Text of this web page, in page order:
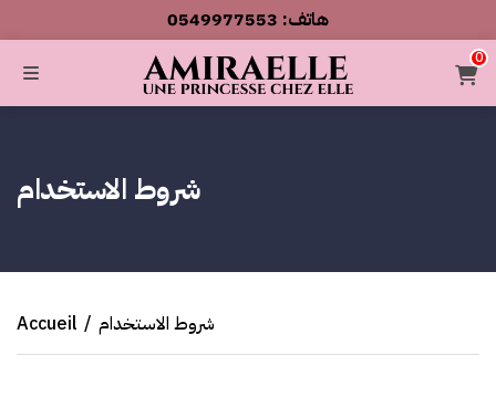
0549977553 :هاتف
أطلب الآن والدفع فقط عند استلام المنتج
MENU
0
شروط الاستخدام
Accueil / شروط الاستخدام